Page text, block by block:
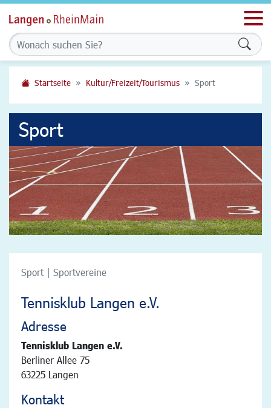
Startseite Kultur/Freizeit/Tourismus Sport
Sport
Sport | Sportvereine
Tennisklub Langen e.V.
Adresse
Tennisklub Langen e.V.
Berliner Allee 75
63225 Langen
Kontakt